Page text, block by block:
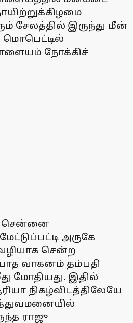
சேலத்தில் இருந்து மீன்
நோக்கிச்
சென்னை
அருகே
சென்ற
வாகனம் தம்பதி
மோதியது. இதில்
நிகழ்விடத்திலேயே
ராஜு